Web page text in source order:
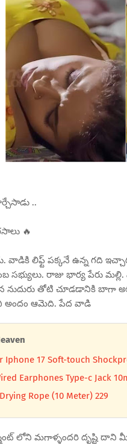
..
🔥
వాడికి లిఫ్ట్ పక్కనే ఉన్న గది
సభ్యులు. రాజు భార్య పేరు
నుదురు తోటి చూడడానికి బాగా
అందం ఆమెది. పేద వాడి
Iphone 17 Soft-touch
Earphones Type-c Jack
Rope (10 Meter) 229
లోని మగాళ్ళందరి దృష్టి దాని